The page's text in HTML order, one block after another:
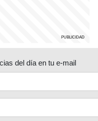
del día en tu e-mail